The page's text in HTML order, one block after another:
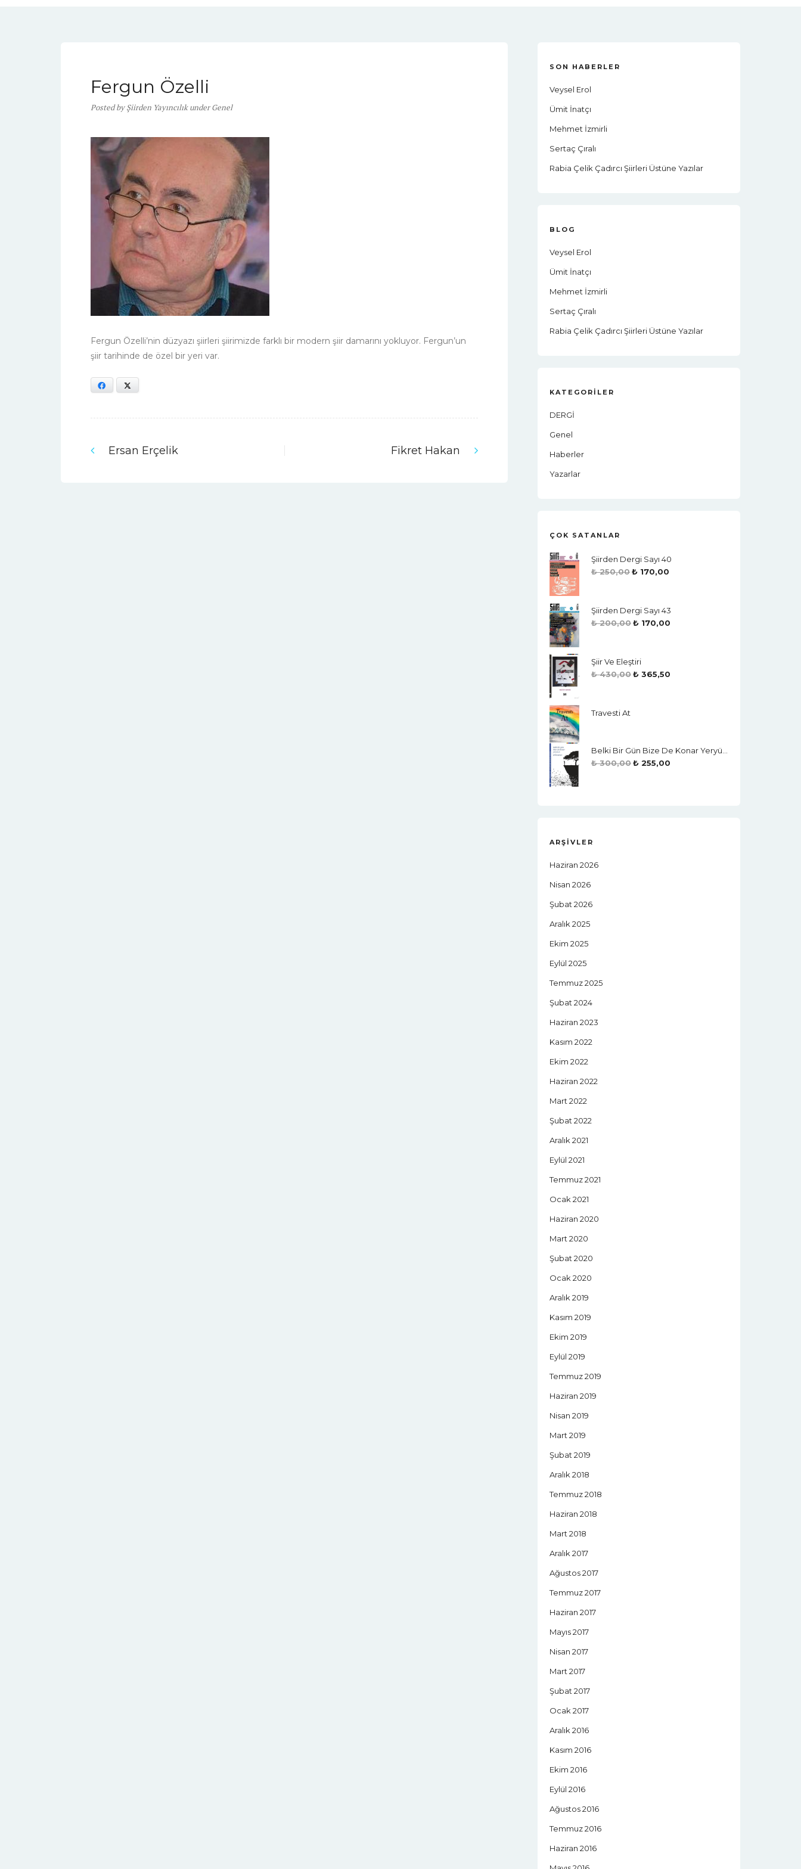
Fergun Özelli
PostedbyŞiirden Yayıncılık underGenel
Fergun Özelli’nin düzyazı şiirleri şiirimizde farklı bir modern şiir damarını yokluyor. Fergun’un
şiir tarihinde de özel bir yeri var.
Facebook
YazıErsan Erçelik Fikret Hakan
SON HABERLER
Veysel Erol
Ümit İnatçı
Mehmet İzmirli
Sertaç Çıralı
Rabia Çelik Çadırcı Şiirleri Üstüne Yazılar
BLOG
Veysel Erol
Ümit İnatçı
Mehmet İzmirli
Sertaç Çıralı
Rabia Çelik Çadırcı Şiirleri Üstüne Yazılar
KATEGORILER
DERGİ
Genel
Haberler
Yazarlar
ÇOK SATANLAR
Şiirden Dergi Sayı 40
₺250,00₺ 170,00
Şiirden Dergi Sayı 43
₺200,00₺ 170,00
Şiir Ve Eleştiri
₺430,00₺ 365,50
Travesti At
₺300,00₺ 255,00
ARŞIVLER
Haziran 2026
Nisan 2026
Şubat 2026
Aralık 2025
Ekim 2025
Eylül 2025
Temmuz 2025
Şubat 2024
Haziran 2023
Kasım 2022
Ekim 2022
Haziran 2022
Mart 2022
Şubat 2022
Aralık 2021
Eylül 2021
Temmuz 2021
Ocak 2021
Haziran 2020
Mart 2020
Şubat 2020
Ocak 2020
Aralık 2019
Kasım 2019
Ekim 2019
Eylül 2019
Temmuz 2019
Haziran 2019
Nisan 2019
Mart 2019
Şubat 2019
Aralık 2018
Temmuz 2018
Haziran 2018
Mart 2018
Aralık 2017
Ağustos 2017
Temmuz 2017
Haziran 2017
Mayıs 2017
Nisan 2017
Mart 2017
Şubat 2017
Ocak 2017
Aralık 2016
Kasım 2016
Ekim 2016
Eylül 2016
Ağustos 2016
Temmuz 2016
Haziran 2016